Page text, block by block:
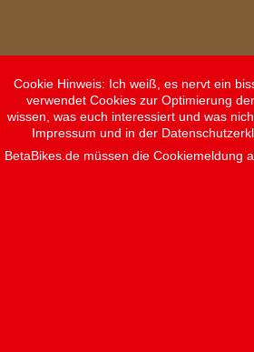
Cookie Hinweis: Ich weiß, es nervt ein
verwendet Cookies zur Optimierung
wissen, was euch interessiert und was
Impressum und in der
BetaBikes.de müssen die